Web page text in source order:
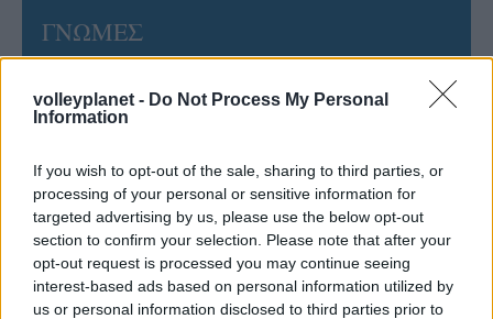
volleyplanet - Do Not Process My Personal
Information
If you wish to opt-out of the sale, sharing to third parties, or
processing of your personal or sensitive information for
targeted advertising by us, please use the below opt-out
section to confirm your selection. Please note that after your
opt-out request is processed you may continue seeing
interest-based ads based on personal information utilized by
us or personal information disclosed to third parties prior to
ΓΝΩΜΕΣ
Από την Περούτζια του 2000
στο σήμερα: Tο τρίτο
ευρωπαϊκό ραντεβού του
Παναθηναϊκού με την